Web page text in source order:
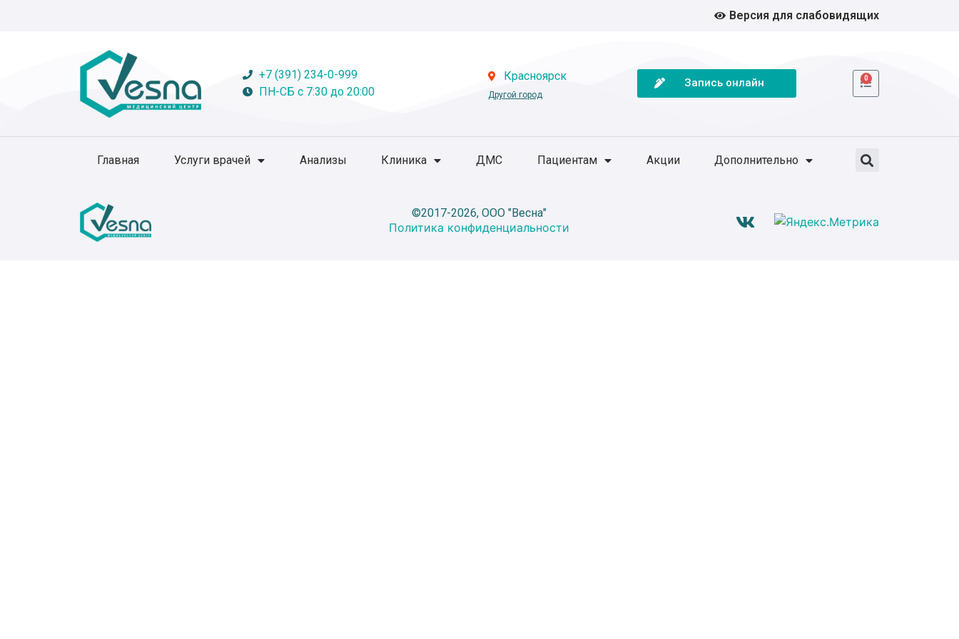
Версия для слабовидящих
+7 (391) 234-0-999
ПН-СБ с 7:30 до 20:00
Красноярск
Другой город
Запись онлайн 0
Главная Услуги врачей Анализы Клиника ДМС Пациентам Акции Дополнительно
©2017-2026, ООО "Весна"
Политика конфиденциальности